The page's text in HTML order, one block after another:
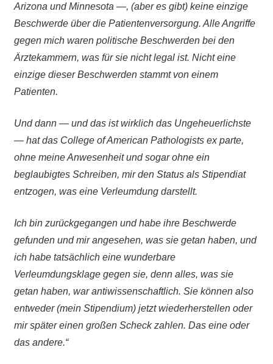
Arizona und Minnesota —, (aber es gibt) keine einzige
Beschwerde über die Patientenversorgung. Alle Angriffe
gegen mich waren politische Beschwerden bei den
Ärztekammern, was für sie nicht legal ist. Nicht eine
einzige dieser Beschwerden stammt von einem
Patienten.
Und dann — und das ist wirklich das Ungeheuerlichste
— hat das College of American Pathologists ex parte,
ohne meine Anwesenheit und sogar ohne ein
beglaubigtes Schreiben, mir den Status als Stipendiat
entzogen, was eine Verleumdung darstellt.
Ich bin zurückgegangen und habe ihre Beschwerde
gefunden und mir angesehen, was sie getan haben, und
ich habe tatsächlich eine wunderbare
Verleumdungsklage gegen sie, denn alles, was sie
getan haben, war antiwissenschaftlich. Sie können also
entweder (mein Stipendium) jetzt wiederherstellen oder
mir später einen großen Scheck zahlen. Das eine oder
das andere.“